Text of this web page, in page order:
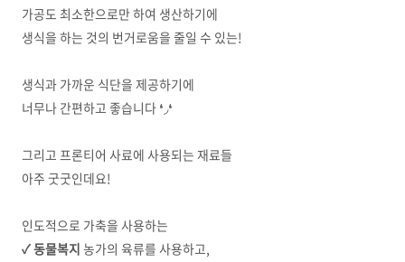
가공도 최소한으로만 하여 생산하기에
생식을 하는 것의 번거로움을 줄일 수 있는!
생식과 가까운 식단을 제공하기에
너무나 간편하고 좋습니다 ❛◞❛
그리고 프론티어 사료에 사용되는 재료들
아주 굿굿인데요!
인도적으로 가축을 사용하는
✓ 동물복지 농가의 육류를 사용하고,